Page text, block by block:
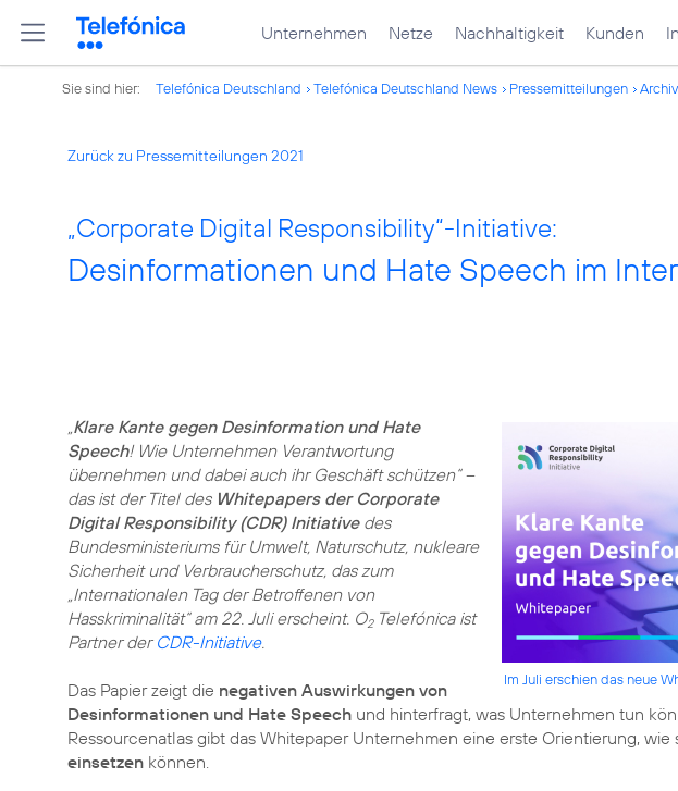
Unternehmen Netze Nachhaltigkeit Kunden
Sie sind hier: Telefónica Deutschland Telefónica Deutschland News Pressemitteilungen
Zurück zu Pressemitteilungen 2021
„Corporate Digital Responsibility“-Initiative:
Desinformationen und Hate Speech im
Im Juli erschien das neue
„Klare Kante gegen Desinformation und Hate
Speech! Wie Unternehmen Verantwortung
übernehmen und dabei auch ihr Geschäft schützen“ –
das ist der Titel des Whitepapers der Corporate
Digital Responsibility (CDR) Initiativedes
Bundesministeriums für Umwelt, Naturschutz, nukleare
Sicherheit und Verbraucherschutz, das zum
„Internationalen Tag der Betroffenen von
Hasskriminalität“ am 22. Juli erscheint. O2Telefónica ist
Partner der CDR-Initiative.
Das Papier zeigt die negativen Auswirkungen von
Desinformationen und Hate Speech und hinterfragt, was Unternehmen tun
Ressourcenatlas gibt das Whitepaper Unternehmen eine erste Orientierung, wie
einsetzen können.